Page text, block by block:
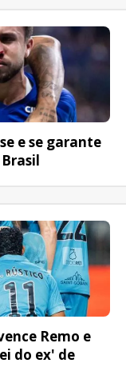
e se garante
Remo e
do ex' de